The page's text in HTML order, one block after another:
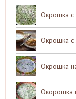
Окрошка с
Окрошка с
Окрошка
Окорошка